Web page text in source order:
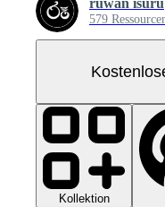
ruwan isuru
579
Kollektion